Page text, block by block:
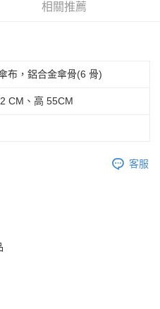
分期」於每月結算日後寄送繳費提
路繳費。
或服務，並由商店將買賣／分期付款
台灣大哥大進項蒐集、處理及利用，
運費
運費
相關推薦
布，鋁合金傘骨(6 骨)
CM、高 55CM
客服